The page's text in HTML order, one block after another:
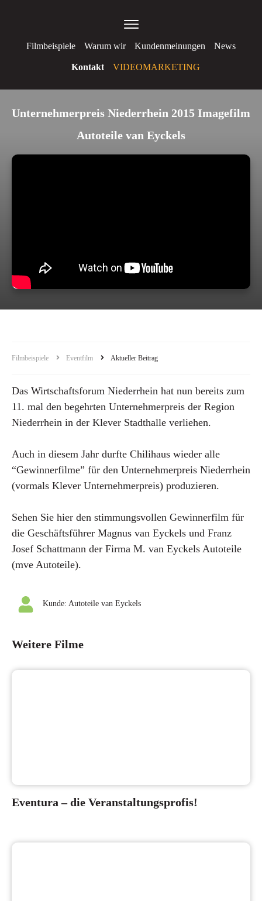
Filmbeispiele Warum wir Kundenmeinungen News
Kontakt VIDEOMARKETING
Unternehmerpreis Niederrhein 2015 Imagefilm
Autoteile van Eyckels
Filmbeispiele Eventfilm Aktueller Beitrag
Das Wirtschaftsforum Niederrhein hat nun bereits zum
11. mal den begehrten Unternehmerpreis der Region
Niederrhein in der Klever Stadthalle verliehen.
Auch in diesem Jahr durfte Chilihaus wieder alle
“Gewinnerfilme” für den Unternehmerpreis Niederrhein
(vormals Klever Unternehmerpreis) produzieren.
Sehen Sie hier den stimmungsvollen Gewinnerfilm für
die Geschäftsführer Magnus van Eyckels und Franz
Josef Schattmann der Firma M. van Eyckels Autoteile
(mve Autoteile).
Kunde: Autoteile van Eyckels
Weitere Filme
Eventura – die Veranstaltungsprofis!